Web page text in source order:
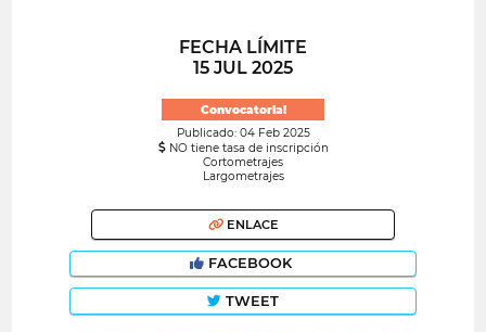
FECHA LÍMITE
15 JUL 2025
Convocatoria!
Publicado: 04 Feb 2025
NO tiene tasa de inscripción
Cortometrajes
Largometrajes
ENLACE
FACEBOOK
TWEET